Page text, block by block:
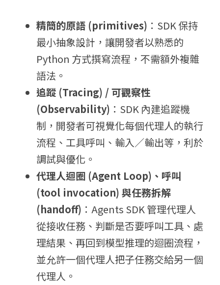
精簡的原語 (primitives) ：SDK 保持
最小抽象設計，讓開發者以熟悉的
Python 方式撰寫流程，不需額外複雜
語法。
追蹤 (Tracing) / 可觀察性
(Observability) ：SDK 內建追蹤機
制，開發者可視覺化每個代理人的執行
流程、工具呼叫、輸入／輸出等，利於
調試與優化。
代理人迴圈 (Agent Loop)、呼叫
(tool invocation) 與任務拆解
(handoff) ：Agents SDK 管理代理人
從接收任務、判斷是否要呼叫工具、處
理結果、再回到模型推理的迴圈流程，
並允許一個代理人把子任務交給另一個
代理人。